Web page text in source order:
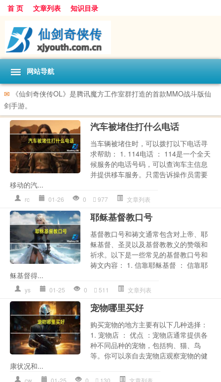
首 页 文章列表 知识目录
网站导航
✉ 《仙剑奇侠传OL》是腾讯魔方工作室群打造的首款MMO战斗版仙
剑手游。
汽车被堵住打什么电话
当车辆被堵住时，可以拨打以下电话寻
求帮助： 1. 114电话 ： 114是一个全天
候服务的电话号码，可以查询车主信息
并提供移车服务。只需告诉操作员需要
移动的汽...
rc 01-26 0 977 文章列表
耶稣基督教口号
基督教口号和祷文通常包含对上帝、耶
稣基督、圣灵以及基督教教义的赞颂和
祈求。以下是一些常见的基督教口号和
祷文内容： 1. 信靠耶稣基督 ： 信靠耶
稣基督得...
ys 01-25 0 511 文章列表
宠物哪里买好
购买宠物的地方主要有以下几种选择：
1. 宠物店 ： 优点 ：宠物店通常提供各
种不同品种的宠物，包括狗、猫、鸟
等。你可以亲自去宠物店观察宠物的健
康状况和...